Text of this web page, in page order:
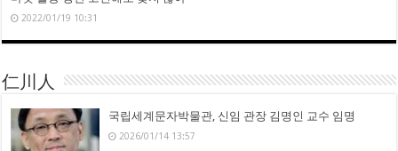
2022/01/19 10:31
仁川人
국립세계문자박물관, 신임 관장 김명인 교수 임명
2026/01/14 13:57